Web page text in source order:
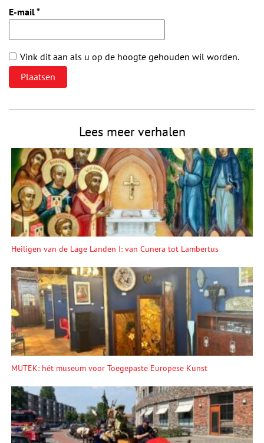
E-mail*
Vink dit aan als u op de hoogte gehouden wil worden.
Lees meer verhalen
Heiligen van de Lage Landen I: van Cunera tot Lambertus
MUTEK: hét museum voor Toegepaste Europese Kunst